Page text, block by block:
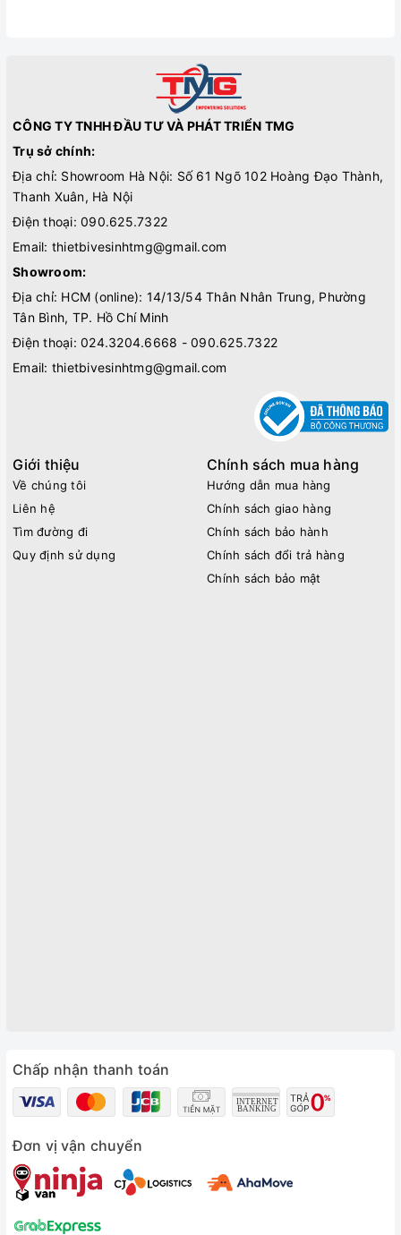
CÔNG TY TNHH ĐẦU TƯ VÀ PHÁT TRIỂN TMG
Trụ sở chính:
Địa chỉ: Showroom Hà Nội: Số 61 Ngõ 102 Hoàng Đạo Thành,
Thanh Xuân, Hà Nội
Điện thoại: 090.625.7322
Email: thietbivesinhtmg@gmail.com
Showroom:
Địa chỉ: HCM (online): 14/13/54 Thân Nhân Trung, Phường
Tân Bình, TP. Hồ Chí Minh
Điện thoại: 024.3204.6668 - 090.625.7322
Email: thietbivesinhtmg@gmail.com
Giới thiệu
Về chúng tôi
Liên hệ
Tìm đường đi
Quy định sử dụng
Chính sách mua hàng
Hướng dẫn mua hàng
Chính sách giao hàng
Chính sách bảo hành
Chính sách đổi trả hàng
Chính sách bảo mật
Chấp nhận thanh toán
Đơn vị vận chuyển